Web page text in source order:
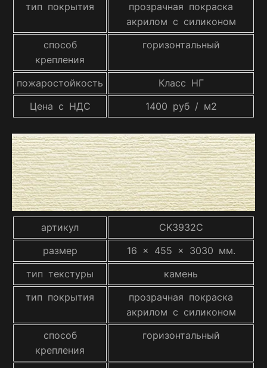
тип покрытия
прозрачная покраска
акрилом с силиконом
способ
крепления
горизонтальный
пожаростойкость
Класс НГ
Цена с НДС
1400 руб / м2
артикул
CK3932C
размер
16 x 455 x 3030 мм.
тип текстуры
камень
тип покрытия
прозрачная покраска
акрилом с силиконом
способ
крепления
горизонтальный